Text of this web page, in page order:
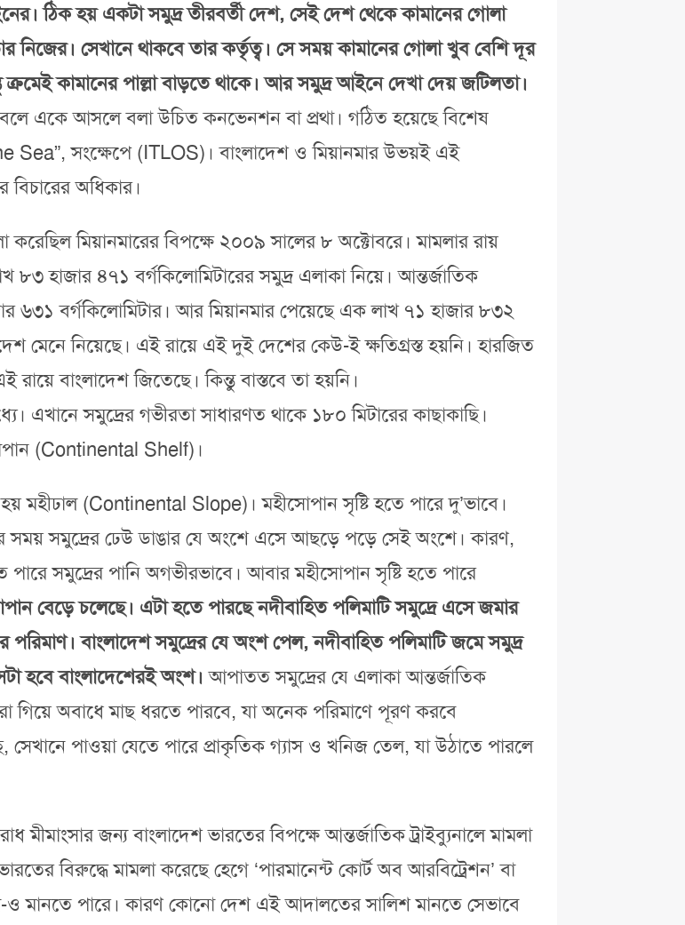
ঠিক হয় একটা সমুদ্র তীরবর্তী দেশ, সেই দেশ থেকে কামানের গোলা
নিজের। সেখানে থাকবে তার কর্তৃত্ব। সে সময় কামানের গোলা খুব বেশি দূর
কামানের পাল্লা বাড়তে থাকে। আর সমুদ্র আইনে দেখা দেয় জটিলতা।
একে আসলে বলা উচিত কনভেনশন বা প্রথা। গঠিত হয়েছে বিশেষ
Sea”, সংক্ষেপে (ITLOS)। বাংলাদেশ ও মিয়ানমার উভয়ই এই
বিচারের অধিকার।
করেছিল মিয়ানমারের বিপক্ষে ২০০৯ সালের ৮ অক্টোবরে। মামলার রায়
৮৩ হাজার ৪৭১ বর্গকিলোমিটারের সমুদ্র এলাকা নিয়ে। আন্তর্জাতিক
৬৩১ বর্গকিলোমিটার। আর মিয়ানমার পেয়েছে এক লাখ ৭১ হাজার ৮৩২
মেনে নিয়েছে। এই রায়ে এই দুই দেশের কেউ-ই ক্ষতিগ্রস্ত হয়নি। হারজিত
বাংলাদেশ জিতেছে। কিন্তু বাস্তবে তা হয়নি।
এখানে সমুদ্রের গভীরতা সাধারণত থাকে ১৮০ মিটারের কাছাকাছি।
(Continental Shelf)।
মহীঢাল (Continental Slope)। মহীসোপান সৃষ্টি হতে পারে দু’ভাবে।
সময় সমুদ্রের ঢেউ ডাঙার যে অংশে এসে আছড়ে পড়ে সেই অংশে। কারণ,
সমুদ্রের পানি অগভীরভাবে। আবার মহীসোপান সৃষ্টি হতে পারে
বেড়ে চলেছে। এটা হতে পারছে নদীবাহিত পলিমাটি সমুদ্রে এসে জমার
বাংলাদেশ সমুদ্রের যে অংশ পেল, নদীবাহিত পলিমাটি জমে সমুদ্র
হবে বাংলাদেশেরই অংশ। আপাতত সমুদ্রের যে এলাকা আন্তর্জাতিক
গিয়ে অবাধে মাছ ধরতে পারবে, যা অনেক পরিমাণে পূরণ করবে
সেখানে পাওয়া যেতে পারে প্রাকৃতিক গ্যাস ও খনিজ তেল, যা উঠাতে পারলে
জন্য বাংলাদেশ ভারতের বিপক্ষে আন্তর্জাতিক ট্রাইব্যুনালে মামলা
বিরুদ্ধে মামলা করেছে হেগে ‘পারমানেন্ট কোর্ট অব আরবিট্রেশন’ বা
মানতে পারে। কারণ কোনো দেশ এই আদালতের সালিশ মানতে সেভাবে